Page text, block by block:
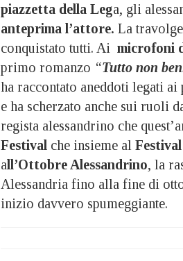
piazzetta della Lega, gli
anteprima l’attore. La
conquistato tutti. Ai microfoni
primo romanzo “Tutto non
ha raccontato aneddoti legati
e ha scherzato anche sui ruoli
regista alessandrino che
Festival che insieme al
all’Ottobre Alessandrino, la
Alessandria fino alla fine di
inizio davvero spumeggiante.